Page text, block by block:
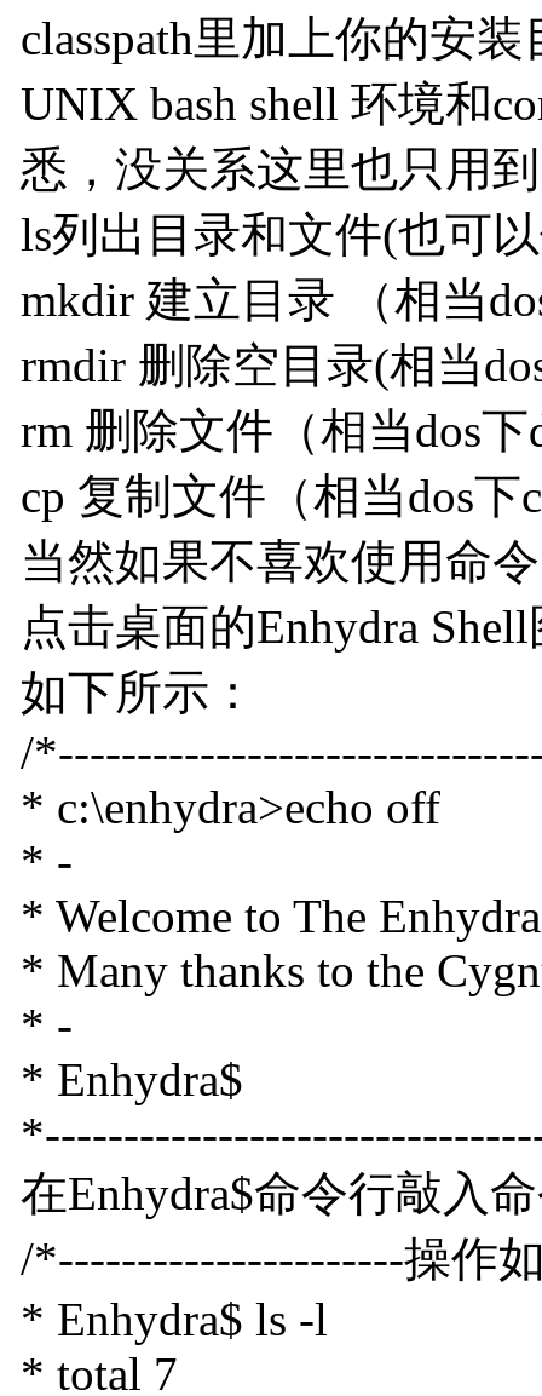
classpath里加上你的安
UNIX bash shell 环境和
悉，没关系这里也只用
ls列出目录和文件(也可
mkdir 建立目录 （相当
rmdir 删除空目录(相当
rm 删除文件（相当dos下
cp 复制文件（相当dos下
当然如果不喜欢使用命
点击桌面的Enhydra
如下所示：
/
* c:\enhydra>echo off
* -
* Welcome to The
* Many thanks to the
* -
* Enhydra$
在Enhydra$命令行敲入
/*----------------------操作
* Enhydra$ ls -l
* total 7